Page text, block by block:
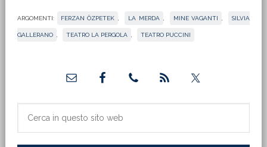
ARGOMENTI: FERZAN ÖZPETEK LA MERDA MINE VAGANTI SILVIA
GALLERANO TEATRO LA PERGOLA TEATRO PUCCINI
primaria